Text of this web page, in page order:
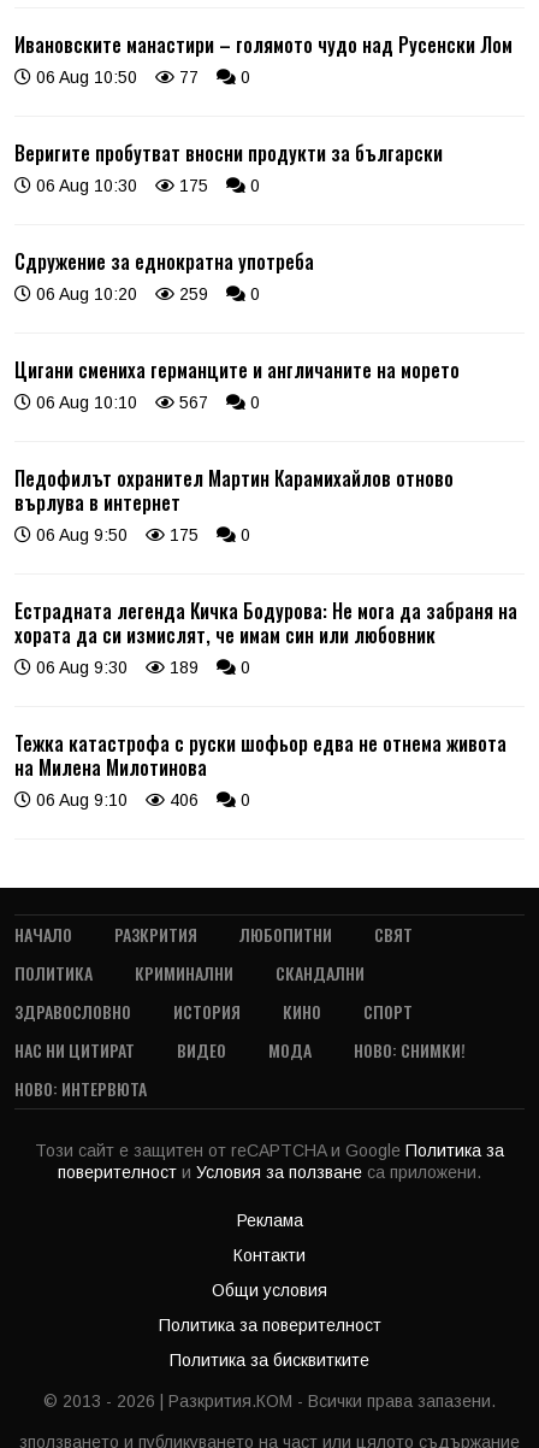
Ивановските манастири – голямото чудо над Русенски Лом
06 Aug 10:50 77 0
Веригите пробутват вносни продукти за български
06 Aug 10:30 175 0
Сдружение за еднократна употреба
06 Aug 10:20 259 0
Цигани смениха германците и англичаните на морето
06 Aug 10:10 567 0
Педофилът охранител Мартин Карамихайлов отново
върлува в интернет
06 Aug 9:50 175 0
Естрадната легенда Кичка Бодурова: Не мога да забраня на
хората да си измислят, че имам син или любовник
06 Aug 9:30 189 0
Тежка катастрофа с руски шофьор едва не отнема живота
на Милена Милотинова
06 Aug 9:10 406 0
НАЧАЛО РАЗКРИТИЯ ЛЮБОПИТНИ
СВЯТ
ПОЛИТИКА
КРИМИНАЛНИ
СКАНДАЛНИ
ЗДРАВОСЛОВНО
ИСТОРИЯ КИНО
СПОРТ
НАС НИ ЦИТИРАТ
ВИДЕО МОДА
НОВО: СНИМКИ!
НОВО: ИНТЕРВЮТА
Този сайт е защитен от reCAPTCHA и Google Политика за
поверителност и Условия за ползване са приложени.
Реклама
Контакти
Общи условия
Политика за поверителност
Политика за бисквитките
© 2013 - 2026 | Разкрития.КОМ - Всички права запазени.
зползването и публикуването на част или цялото съдържание